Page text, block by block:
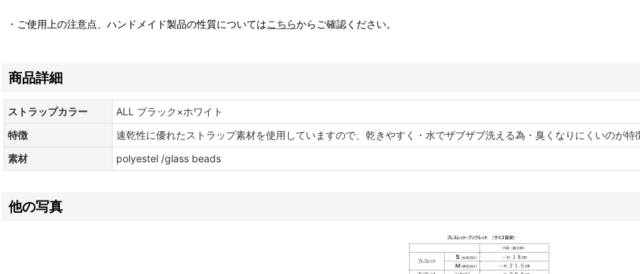
・ご使用上の注意点、ハンドメイド製品の性質についてはこちらからご確認ください。
商品詳細
ストラップカラー
ALL ブラック×ホワイト
特徴
速乾性に優れたストラップ素材を使用していますので、乾きやすく・水でザブザブ洗える為・臭くなりにくいのが特
素材
polyestel /glass beads
他の写真